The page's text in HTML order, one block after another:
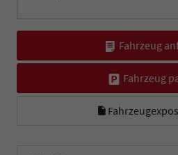
Fahrzeug
Fahrzeug